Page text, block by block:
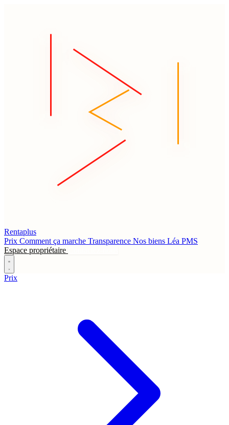
Rentaplus
Prix Comment ça marche Transparence Nos biens Léa PMS
Espace propriétaire
Prix